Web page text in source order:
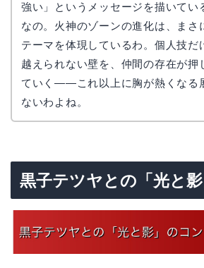
強い」というメッセージを描いてい
なの。火神のゾーンの進化は、まさ
テーマを体現しているわ。個人技だ
越えられない壁を、仲間の存在が押
ていく——これ以上に胸が熱くなる
ないわよね。
黒子テツヤとの「光と